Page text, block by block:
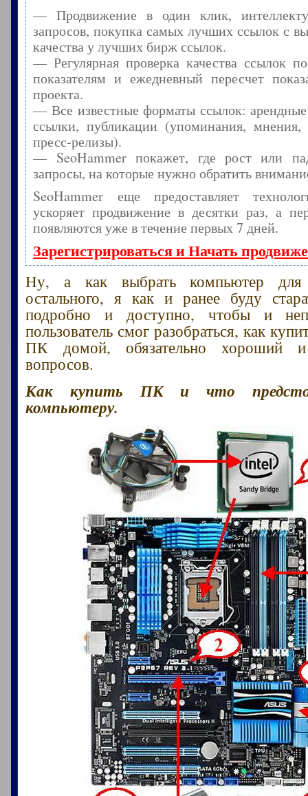
— Продвижение в один клик,
запросов, покупка самых лучших ссылок с
качества у лучших бирж ссылок.
— Регулярная проверка качества ссылок
показателям и ежедневный пересчет
проекта.
— Все известные форматы ссылок:
ссылки, публикации (упоминания, мнения,
пресс-релизы).
— SeoHammer покажет, где рост или
запросы, на которые нужно обратить
SeoHammer еще предоставляет
ускоряет продвижение в десятки раз, а
появляются уже в течение первых 7 дней.
Зарегистрироваться и Начать
Ну, а как выбрать компьютер
остального, я как и ранее буду
подробно и доступно, чтобы и
пользователь смог разобраться, как
ПК домой, обязательно хороший
вопросов.
Как купить ПК и что
компьютеру.